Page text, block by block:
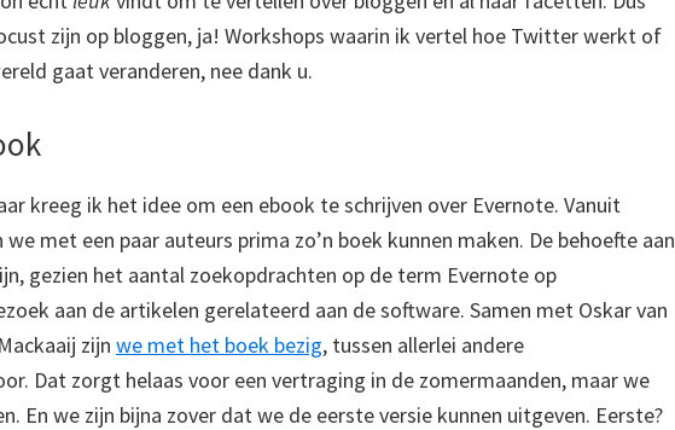
zijn op bloggen, ja! Workshops waarin ik vertel hoe Twitter werkt of
gaat veranderen, nee dank u.
kreeg ik het idee om een ebook te schrijven over Evernote. Vanuit
met een paar auteurs prima zo’n boek kunnen maken. De behoefte aan
gezien het aantal zoekopdrachten op de term Evernote op
aan de artikelen gerelateerd aan de software. Samen met Oskar van
zijn we met het boek bezig, tussen allerlei andere
Dat zorgt helaas voor een vertraging in de zomermaanden, maar we
En we zijn bijna zover dat we de eerste versie kunnen uitgeven. Eerste?